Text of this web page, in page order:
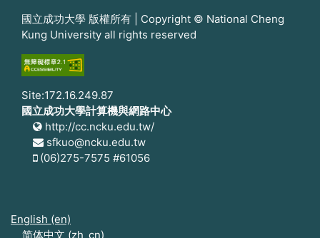
國立成功大學 版權所有 | Copyright © National Cheng
Kung University all rights reserved
Site:172.16.249.87
國立成功大學計算機與網路中心
http://cc.ncku.edu.tw/
sfkuo@ncku.edu.tw
(06)275-7575 #61056
English ‎(en)‎
简体中文 ‎(zh_cn)‎